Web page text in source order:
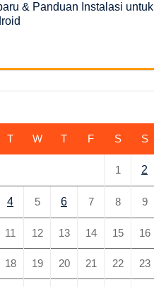
& Panduan Instalasi untuk
T W T F S S
1 2
4 5 6 7 8 9
11 12 13 14 15 16
18 19 20 21 22 23